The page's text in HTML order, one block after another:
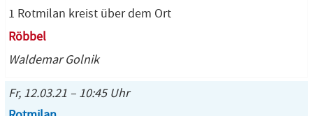
1 Rotmilan kreist über dem Ort
Röbbel
Waldemar Golnik
Fr, 12.03.21 – 10:45 Uhr